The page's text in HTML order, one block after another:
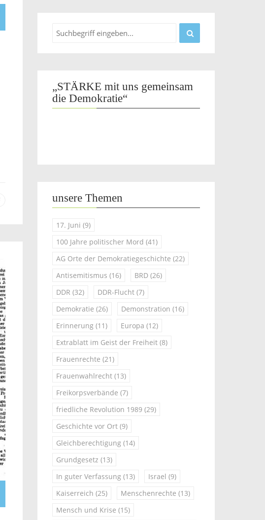
„STÄRKE mit uns gemeinsam
die Demokratie“
unsere Themen
17. Juni (9)
100 Jahre politischer Mord (41)
AG Orte der Demokratiegeschichte (22)
Antisemitismus (16) BRD (26)
DDR (32) DDR-Flucht (7)
Demokratie (26) Demonstration (16)
Erinnerung (11) Europa (12)
Extrablatt im Geist der Freiheit (8)
Frauenrechte (21)
Frauenwahlrecht (13)
Freikorpsverbände (7)
friedliche Revolution 1989 (29)
Geschichte vor Ort (9)
Gleichberechtigung (14)
Grundgesetz (13)
In guter Verfassung (13) Israel (9)
Kaiserreich (25) Menschenrechte (13)
Mensch und Krise (15)